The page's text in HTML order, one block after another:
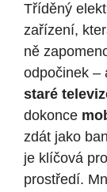
Tříděný
zařízení,
ně
odpočinek –
staré
dokonce
zdát jako
je klíčová
prostředí.